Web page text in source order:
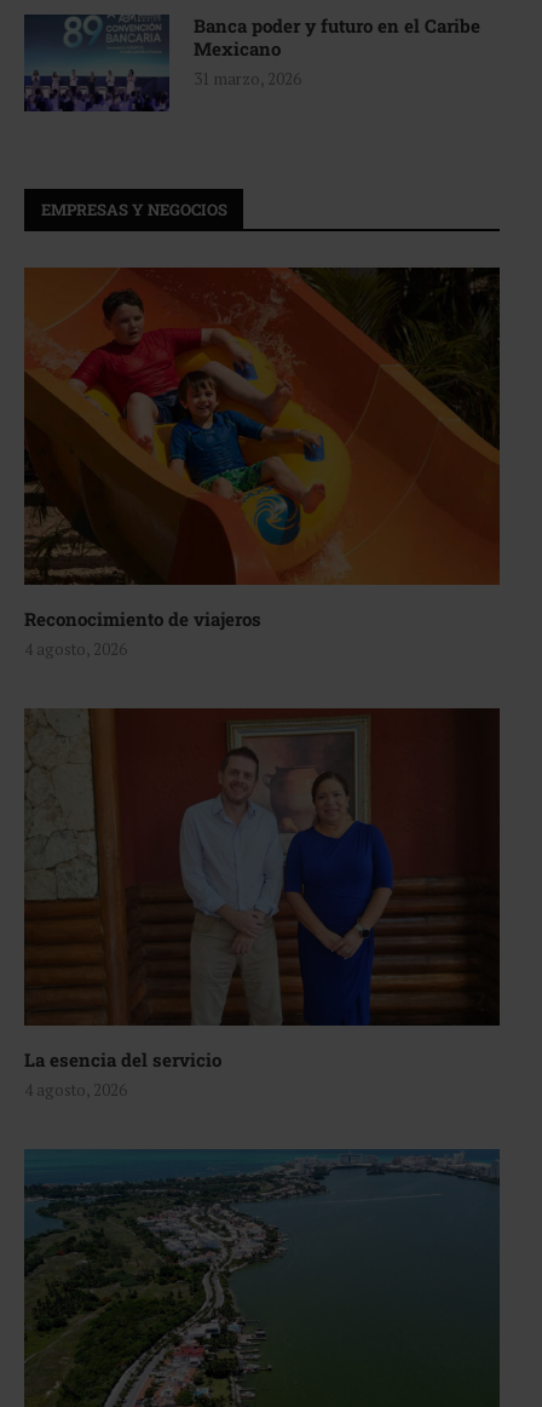
Banca poder y futuro en el Caribe
Mexicano
31 marzo, 2026
EMPRESAS Y NEGOCIOS
Reconocimiento de viajeros
4 agosto, 2026
La esencia del servicio
4 agosto, 2026